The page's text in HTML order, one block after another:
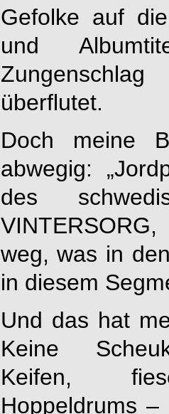
Gefolke auf
und
überflutet.
Doch meine
abwegig: „
des
VINTERSORG,
weg, was in
in diesem
Und das hat
Keine
Keifen,
Hoppeldrums